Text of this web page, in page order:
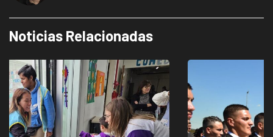
Noticias Relacionadas